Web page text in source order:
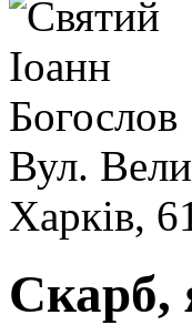
Вул.
Харків,
Скарб,